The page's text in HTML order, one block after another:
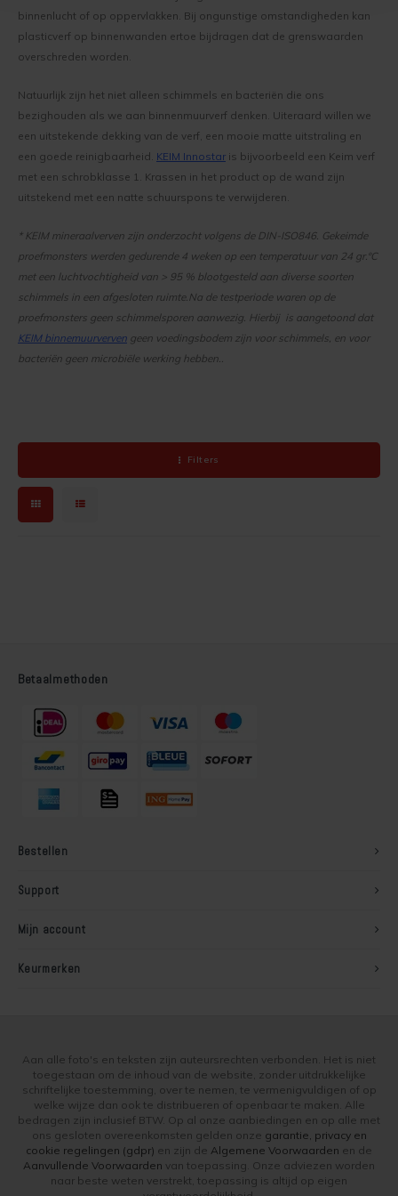
binnenlucht of op oppervlakken. Bij ongunstige omstandigheden kan
plasticverf op binnenwanden ertoe bijdragen dat de grenswaarden
overschreden worden.
Natuurlijk zijn het niet alleen schimmels en bacteriën die ons
bezighouden als we aan binnenmuurverf denken. Uiteraard willen we
een uitstekende dekking van de verf, een mooie matte uitstraling en
een goede reinigbaarheid. KEIM Innostar is bijvoorbeeld een Keim verf
met een schrobklasse 1. Krassen in het product op de wand zijn
uitstekend met een natte schuurspons te verwijderen.
* KEIM mineraalverven zijn onderzocht volgens de DIN-ISO846. Gekeimde
proefmonsters werden gedurende 4 weken op een temperatuur van 24 gr.°C
met een luchtvochtigheid van > 95 % blootgesteld aan diverse soorten
schimmels in een afgesloten ruimte.Na de testperiode waren op de
proefmonsters geen schimmelsporen aanwezig. Hierbij is aangetoond dat
KEIM binnemuurverven geen voedingsbodem zijn voor schimmels, en voor
bacteriën geen microbiële werking hebben..
Filters
Betaalmethoden
Bestellen
Support
Mijn account
Keurmerken
Aan alle foto's en teksten zijn auteursrechten verbonden. Het is niet
toegestaan om de inhoud van de website, zonder uitdrukkelijke
schriftelijke toestemming, over te nemen, te vermenigvuldigen of op
welke wijze dan ook te distribueren of openbaar te maken. Alle
bedragen zijn inclusief BTW. Op al onze aanbiedingen en op alle met
ons gesloten overeenkomsten gelden onze garantie, privacy en
cookie regelingen (gdpr) en zijn de Algemene Voorwaarden en de
Aanvullende Voorwaarden van toepassing. Onze adviezen worden
naar beste weten verstrekt, toepassing is altijd op eigen